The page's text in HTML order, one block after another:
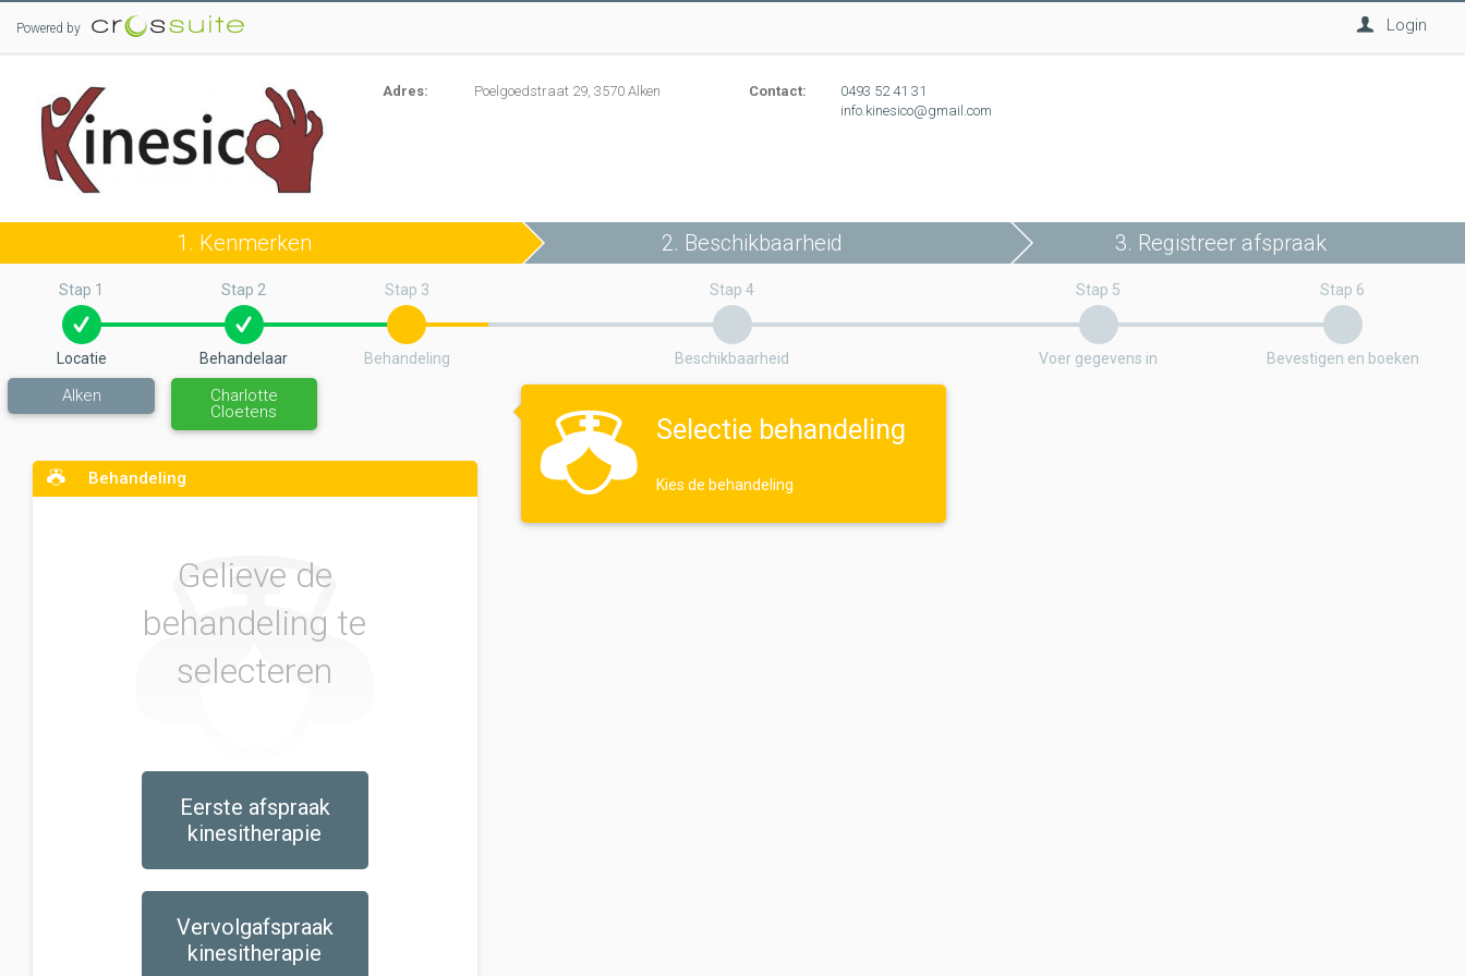
Powered by Login
Adres: Poelgoedstraat 29, 3570 Alken Contact:
0493 52 41 31
info.kinesico@gmail.com
1. Kenmerken 2. Beschikbaarheid 3. Registreer afspraak
Stap 1
Locatie
Alken
Stap 2
Behandelaar
Charlotte
Cloetens
Stap 3
Behandeling
Stap 4
Beschikbaarheid
Stap 5
Voer gegevens in
Stap 6
Bevestigen en boeken
Behandeling
Gelieve de
behandeling te
selecteren
Eerste afspraak
kinesitherapie
Vervolgafspraak
kinesitherapie
Selectie behandeling
Kies de behandeling